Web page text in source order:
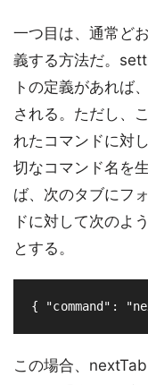
一つ目は、通常ど
義する方法だ。
トの定義があれば
される。ただし、
れたコマンドに対
切なコマンド名を
ば、次のタブにフ
ドに対して次のよ
とする。
この場合、